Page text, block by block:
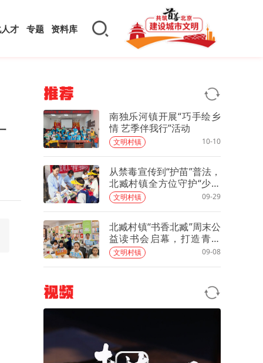
才 专题 资料库
推荐
南独乐河镇开展“巧手绘乡
情 艺季伴我行”活动
文明村镇 10-10
从禁毒宣传到“护苗”普法，
北臧村镇全方位守护“少年
的你”
文明村镇 09-29
北臧村镇“书香北臧”周末公
益读书会启幕，打造青少
年“文化加油站”
文明村镇 09-08
视频